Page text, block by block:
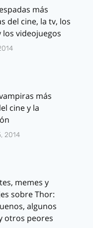
más
del cine, la tv, los
los videojuegos
más
cine y la
2014
memes y
sobre Thor:
algunos
otros peores